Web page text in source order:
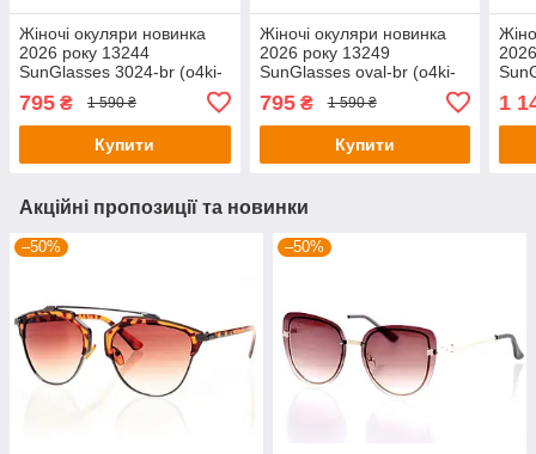
Жіночі окуляри новинка
2026 року 13244
SunGlasses 3024-br (o4ki-
795 ₴ 1 590 ₴
Купити
Жіночі окуляри новинка
2026 року 13249
SunGlasses oval-br (o4ki-
795₴ 1 590 ₴
Купити
1
Акційні пропозиції та новинки
–50% –50%